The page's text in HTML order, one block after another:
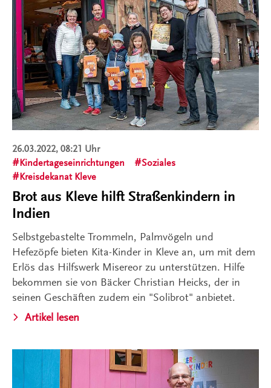
26.03.2022, 08:21 Uhr
Kindertageseinrichtungen
Soziales
Kreisdekanat Kleve
Brot aus Kleve hilft Straßenkindern in
Indien
Selbstgebastelte Trommeln, Palmvögeln und
Hefezöpfe bieten Kita-Kinder in Kleve an, um mit dem
Erlös das Hilfswerk Misereor zu unterstützen. Hilfe
bekommen sie von Bäcker Christian Heicks, der in
seinen Geschäften zudem ein "Solibrot" anbietet.
Artikel lesen